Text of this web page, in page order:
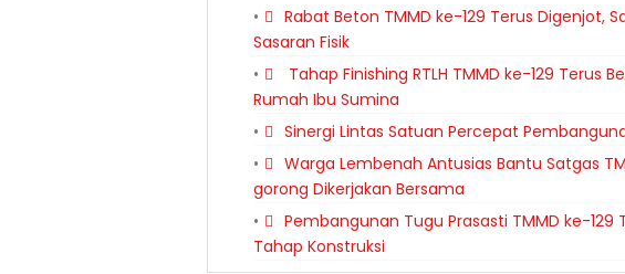
Rabat Beton TMMD ke-129 Terus Digenjot,
Sasaran Fisik
Tahap Finishing RTLH TMMD ke-129 Terus
Rumah Ibu Sumina
Sinergi Lintas Satuan Percepat
Warga Lembenah Antusias Bantu Satgas
gorong Dikerjakan Bersama
Pembangunan Tugu Prasasti TMMD ke-129
Tahap Konstruksi